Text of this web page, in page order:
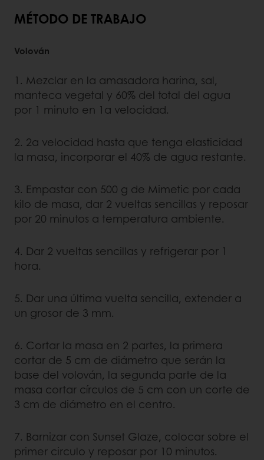
MÉTODO DE TRABAJO
Volován
1. Mezclar en la amasadora harina, sal,
manteca vegetal y 60% del total del agua
por 1 minuto en 1a velocidad.
2. 2a velocidad hasta que tenga elasticidad
la masa, incorporar el 40% de agua restante.
3. Empastar con 500 g de Mimetic por cada
kilo de masa, dar 2 vueltas sencillas y reposar
por 20 minutos a temperatura ambiente.
4. Dar 2 vueltas sencillas y refrigerar por 1
hora.
5. Dar una última vuelta sencilla, extender a
un grosor de 3 mm.
6. Cortar la masa en 2 partes, la primera
cortar de 5 cm de diámetro que serán la
base del volován, la segunda parte de la
masa cortar círculos de 5 cm con un corte de
3 cm de diámetro en el centro.
7. Barnizar con Sunset Glaze, colocar sobre el
primer circulo y reposar por 10 minutos.